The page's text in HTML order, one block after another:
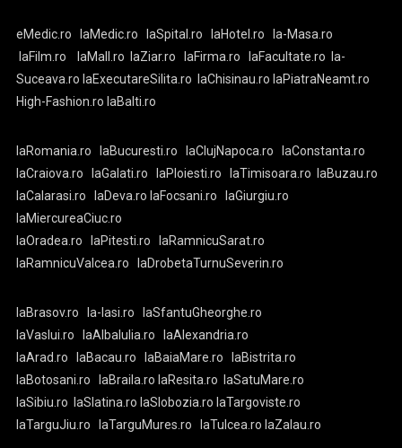
eMedic.ro laMedic.ro laSpital.ro laHotel.ro
la-Masa.ro
laFilm.ro
laMall.ro laZiar.ro laFirma.ro laFacultate.ro
la-
Suceava.ro laExecutareSilita.ro laChisinau.ro laPiatraNeamt.ro
High-Fashion.ro laBalti.ro
laRomania.ro laBucuresti.ro laClujNapoca.ro
laConstanta.ro
laCraiova.ro
laGalati.ro laPloiesti.ro laTimisoara.ro
laBuzau.ro
laCalarasi.ro
laDeva.ro laFocsani.ro
laGiurgiu.ro
laMiercureaCiuc.ro
laOradea.ro
laPitesti.ro
laRamnicuSarat.ro
laRamnicuValcea.ro
laDrobetaTurnuSeverin.ro
laBrasov.ro la-Iasi.ro
laSfantuGheorghe.ro
laVaslui.ro
laAlbaIulia.ro
laAlexandria.ro
laArad.ro
laBacau.ro laBaiaMare.ro
laBistrita.ro
laBotosani.ro
laBraila.ro laResita.ro
laSatuMare.ro
laSibiu.ro
laSlatina.ro laSlobozia.ro laTargoviste.ro
laTarguJiu.ro
laTarguMures.ro laTulcea.ro laZalau.ro